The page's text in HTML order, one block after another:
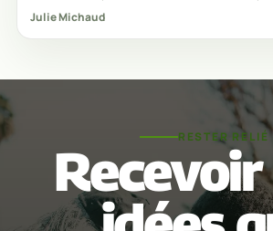
des défis environnementaux sans
Julie Michaud
RESTER RELIÉ
Recevoir